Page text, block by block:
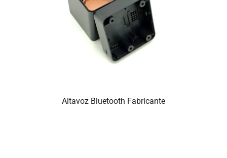
Altavoz Bluetooth Fabricante